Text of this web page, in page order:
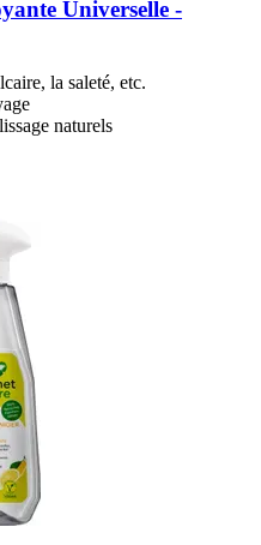
Universelle -​
la saleté, etc.
naturels